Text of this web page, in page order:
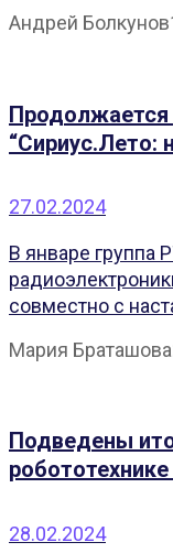
Андрей Болкунов
Продолжается
“Сириус.Лето:
27.02.2024
В январе группа
совместно с
Мария Браташова
Подведены
28.02.2024